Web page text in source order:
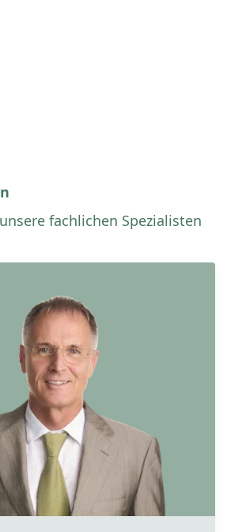
fachlichen Spezialisten